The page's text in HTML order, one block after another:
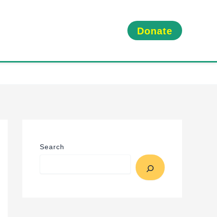
Donate
Search